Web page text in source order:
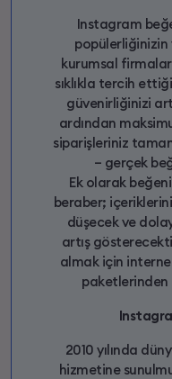
Instagram
popülerliğinizin
kurumsal
sıklıkla tercih
güvenirliğinizi
ardından
siparişleriniz
– gerçek
Ek olarak beğeni
beraber;
düşecek ve
artış
almak için
paketlerinden
2010 yılında
hizmetine